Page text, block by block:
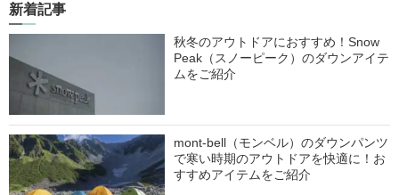
新着記事
秋冬のアウトドアにおすすめ！Snow
Peak（スノーピーク）のダウンアイテ
ムをご紹介
mont-bell（モンベル）のダウンパンツ
で寒い時期のアウトドアを快適に！お
すすめアイテムをご紹介